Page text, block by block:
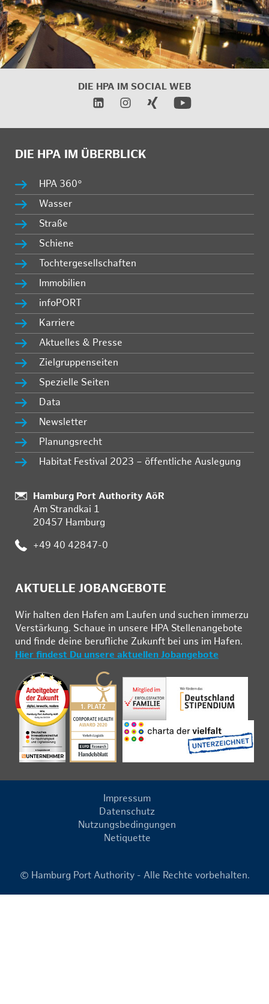
DIE HPA IM SOCIAL WEB
DIE HPA IM ÜBERBLICK
HPA 360°
Wasser
Straße
Schiene
Tochtergesellschaften
Immobilien
infoPORT
Karriere
Aktuelles & Presse
Zielgruppenseiten
Spezielle Seiten
Data
Newsletter
Planungsrecht
Habitat Festival 2023 – öffentliche Auslegung
Standort:
Hamburg Port Authority AöR
Am Strandkai 1
20457 Hamburg
Telefon:
+49 40 42847-0
AKTUELLE JOBANGEBOTE
Wir hal­ten den Ha­fen am Lau­fen und su­chen im­mer­zu
Ver­stär­kung. Schau­e in un­se­re HPA Stel­len­an­ge­bo­te
und fin­de deine be­ruf­li­che Zu­kunft bei uns im Ha­fen.
Hier findest Du unsere aktuellen Jobangebote
Impressum
Datenschutz
Nutzungsbedingungen
Netiquette
© Hamburg Port Authority - Alle Rechte vorbehalten.